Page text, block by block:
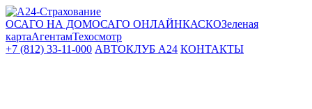
ОСАГО НА ДОМОСАГО ОНЛАЙНКАСКОЗеленая
картаАгентамТехосмотр
+7 (812) 33-11-000 АВТОКЛУБ А24 КОНТАКТЫ